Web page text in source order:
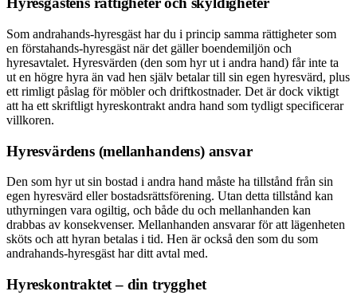
Som andrahands-hyresgäst har du i princip samma rättigheter som
en förstahands-hyresgäst när det gäller boendemiljön och
hyresavtalet. Hyresvärden (den som hyr ut i andra hand) får inte ta
ut en högre hyra än vad hen själv betalar till sin egen hyresvärd, plus
ett rimligt påslag för möbler och driftkostnader. Det är dock viktigt
att ha ett skriftligt hyreskontrakt andra hand som tydligt specificerar
villkoren.
Hyresvärdens (mellanhandens) ansvar
Den som hyr ut sin bostad i andra hand måste ha tillstånd från sin
egen hyresvärd eller bostadsrättsförening. Utan detta tillstånd kan
uthyrningen vara ogiltig, och både du och mellanhanden kan
drabbas av konsekvenser. Mellanhanden ansvarar för att lägenheten
sköts och att hyran betalas i tid. Hen är också den som du som
andrahands-hyresgäst har ditt avtal med.
Hyreskontraktet – din trygghet